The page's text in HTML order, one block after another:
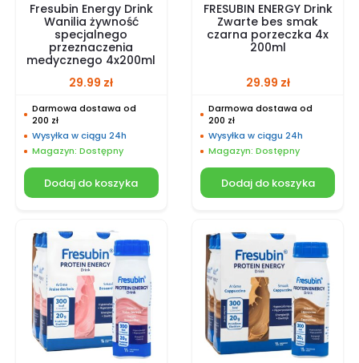
Fresubin Energy Drink
Wanilia żywność
specjalnego
przeznaczenia
medycznego 4x200ml
29.99 zł
Darmowa dostawa od
200 zł
Wysyłka w ciągu 24h
Magazyn: Dostępny
Dodaj do koszyka
FRESUBIN ENERGY Drink
Zwarte bes smak
czarna porzeczka 4x
200ml
29.99 zł
Darmowa dostawa od
200 zł
Wysyłka w ciągu 24h
Magazyn: Dostępny
Dodaj do koszyka